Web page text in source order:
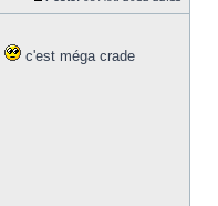
c'est méga crade